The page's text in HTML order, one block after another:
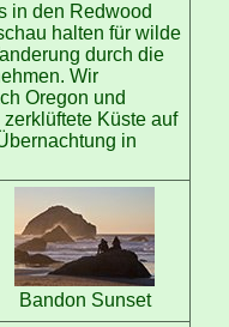
in den Redwood
halten für wilde
durch die
Wir
Oregon und
Küste auf
in
Bandon Sunset